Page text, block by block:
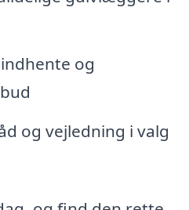
og
og vejledning i valg